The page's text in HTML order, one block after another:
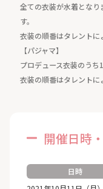
全ての衣装が水着となり
す。
衣装の順番はタレントに
【パジャマ】
プロデュース衣装のうち
衣装の順番はタレントに
開催日時
日時